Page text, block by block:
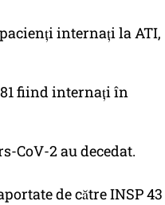
internați la ATI,
fiind internați în
CoV-2 au decedat.
de către INSP 43